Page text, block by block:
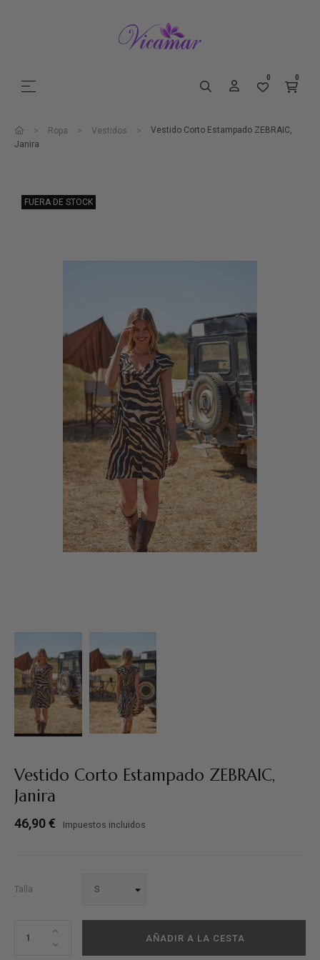
Navegación de palanca
☰ 0 0
Ropa Vestidos
Vestido Corto Estampado ZEBRAIC,
Janira
FUERA DE STOCK
Vestido Corto Estampado ZEBRAIC,
Janira
46,90 € Impuestos incluidos
Talla
AÑADIR A LA CESTA